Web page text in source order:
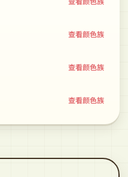
查看颜色族
查看颜色族
查看颜色族